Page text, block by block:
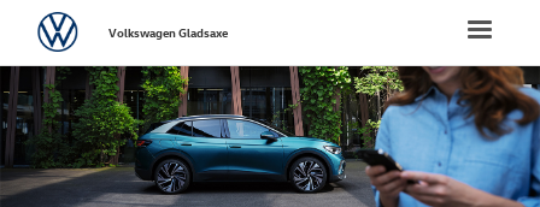
FORSIDE
NYE
Toggle
VolkswagenVolkswagen Gladsaxe